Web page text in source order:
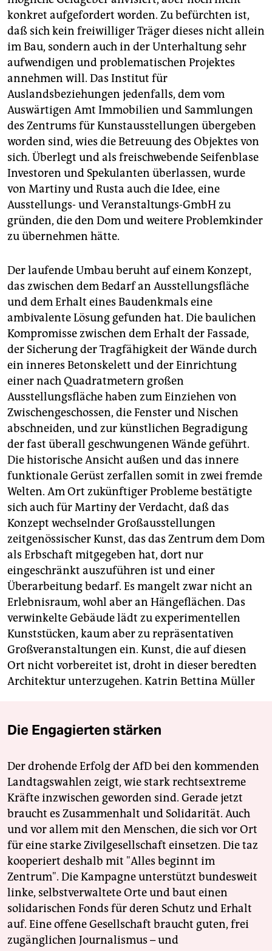
konkret aufgefordert worden. Zu befürchten ist,
daß sich kein freiwilliger Träger dieses nicht allein
im Bau, sondern auch in der Unterhaltung sehr
aufwendigen und problematischen Projektes
annehmen will. Das Institut für
Auslandsbeziehungen jedenfalls, dem vom
Auswärtigen Amt Immobilien und Sammlungen
des Zentrums für Kunstausstellungen übergeben
worden sind, wies die Betreuung des Objektes von
sich. Überlegt und als freischwebende Seifenblase
Investoren und Spekulanten überlassen, wurde
von Martiny und Rusta auch die Idee, eine
Ausstellungs- und Veranstaltungs-GmbH zu
gründen, die den Dom und weitere Problemkinder
zu übernehmen hätte.
Der laufende Umbau beruht auf einem Konzept,
das zwischen dem Bedarf an Ausstellungsfläche
und dem Erhalt eines Baudenkmals eine
ambivalente Lösung gefunden hat. Die baulichen
Kompromisse zwischen dem Erhalt der Fassade,
der Sicherung der Tragfähigkeit der Wände durch
ein inneres Betonskelett und der Einrichtung
einer nach Quadratmetern großen
Ausstellungsfläche haben zum Einziehen von
Zwischengeschossen, die Fenster und Nischen
abschneiden, und zur künstlichen Begradigung
der fast überall geschwungenen Wände geführt.
Die historische Ansicht außen und das innere
funktionale Gerüst zerfallen somit in zwei fremde
Welten. Am Ort zukünftiger Probleme bestätigte
sich auch für Martiny der Verdacht, daß das
Konzept wechselnder Großausstellungen
zeitgenössischer Kunst, das das Zentrum dem Dom
als Erbschaft mitgegeben hat, dort nur
eingeschränkt auszuführen ist und einer
Überarbeitung bedarf. Es mangelt zwar nicht an
Erlebnisraum, wohl aber an Hängeflächen. Das
verwinkelte Gebäude lädt zu experimentellen
Kunststücken, kaum aber zu repräsentativen
Großveranstaltungen ein. Kunst, die auf diesen
Ort nicht vorbereitet ist, droht in dieser beredten
Architektur unterzugehen. Katrin Bettina Müller
Die Engagierten stärken
Der drohende Erfolg der AfD bei den kommenden
Landtagswahlen zeigt, wie stark rechtsextreme
Kräfte inzwischen geworden sind. Gerade jetzt
braucht es Zusammenhalt und Solidarität. Auch
und vor allem mit den Menschen, die sich vor Ort
für eine starke Zivilgesellschaft einsetzen. Die taz
kooperiert deshalb mit "Alles beginnt im
Zentrum". Die Kampagne unterstützt bundesweit
linke, selbstverwaltete Orte und baut einen
solidarischen Fonds für deren Schutz und Erhalt
auf. Eine offene Gesellschaft braucht guten, frei
zugänglichen Journalismus – und